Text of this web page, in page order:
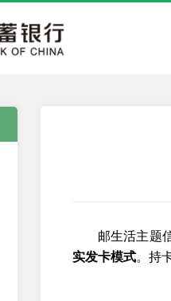
邮生活主题
实发卡模式。持